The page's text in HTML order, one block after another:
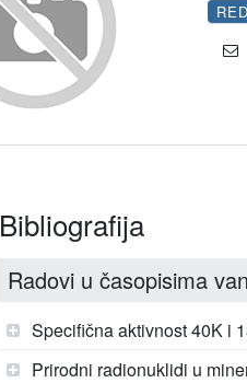
Bibliografija
Radovi u časopisima
Specifična aktivnost 40K i
Prirodni radionuklidi u